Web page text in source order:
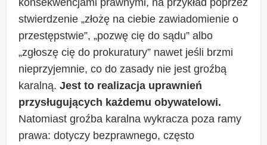
konsekwencjami prawnymi, na przykład poprzez
stwierdzenie „złożę na ciebie zawiadomienie o
przestępstwie”, „pozwę cię do sądu” albo
„zgłoszę cię do prokuratury” nawet jeśli brzmi
nieprzyjemnie, co do zasady nie jest groźbą
karalną.Jest to realizacja uprawnień
przysługujących każdemu obywatelowi.
Natomiast groźba karalna wykracza poza ramy
prawa: dotyczy bezprawnego, często